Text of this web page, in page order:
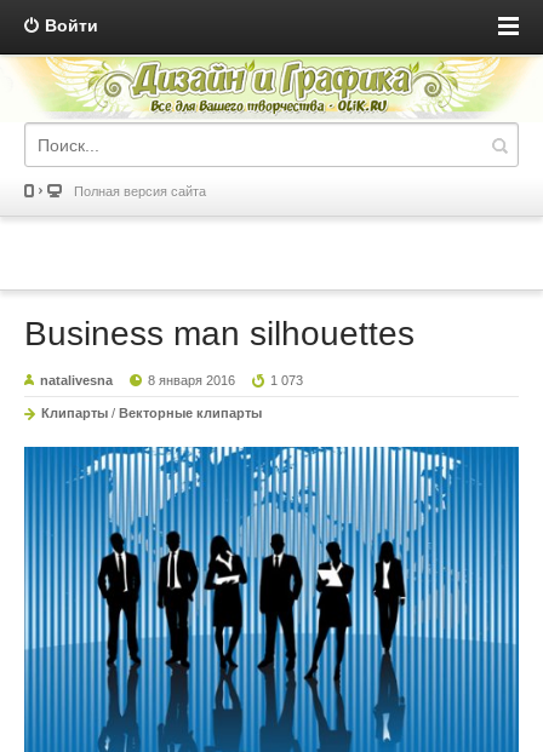
Войти
Полная версия сайта
Business man silhouettes
natalivesna 8 января 2016 1 073
Клипарты / Векторные клипарты